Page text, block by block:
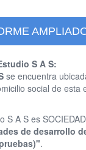
S A S:
se encuentra
social de
A S es
de desarrollo
.